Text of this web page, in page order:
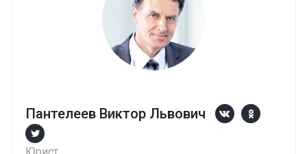
Пантелеев Виктор Львович